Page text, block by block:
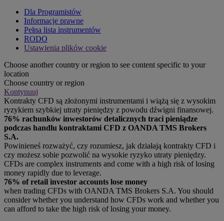
Dla Programistów
Informacje prawne
Pełna lista instrumentów
RODO
Ustawienia plików cookie
Choose another country or region to see content specific to your
location
Choose country or region
Kontynuuj
Kontrakty CFD są złożonymi instrumentami i wiążą się z wysokim
ryzykiem szybkiej utraty pieniędzy z powodu dźwigni finansowej.
76% rachunków inwestorów detalicznych traci pieniądze
podczas handlu kontraktami CFD z OANDA TMS Brokers
S.A.
Powinieneś rozważyć, czy rozumiesz, jak działają kontrakty CFD i
czy możesz sobie pozwolić na wysokie ryzyko utraty pieniędzy.
CFDs are complex instruments and come with a high risk of losing
money rapidly due to leverage.
76% of retail investor accounts lose money
when trading CFDs with OANDA TMS Brokers S.A. You should
consider whether you understand how CFDs work and whether you
can afford to take the high risk of losing your money.